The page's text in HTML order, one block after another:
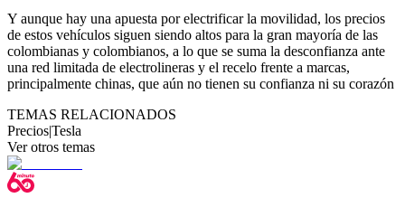
Y aunque hay una apuesta por electrificar la movilidad, los precios
de estos vehículos siguen siendo altos para la gran mayoría de las
colombianas y colombianos, a lo que se suma la desconfianza ante
una red limitada de electrolineras y el recelo frente a marcas,
principalmente chinas, que aún no tienen su confianza ni su corazón
TEMAS RELACIONADOS
Precios|Tesla
Ver otros temas